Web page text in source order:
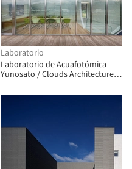
Laboratorio
Laboratorio de Acuafotómica
Yunosato / Clouds Architecture
Ltd